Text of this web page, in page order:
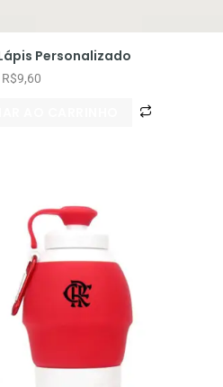
Personalizado
R$9,60